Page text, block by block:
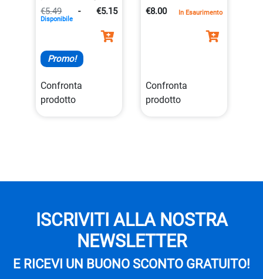
millilitri
8000825967054
€5.49 - €5.15
Disponibile
Promo!
Confronta
prodotto
8000825320620
€8.00 In Esaurimento
Confronta
prodotto
ISCRIVITI ALLA NOSTRA
NEWSLETTER
E RICEVI UN BUONO SCONTO GRATUITO!